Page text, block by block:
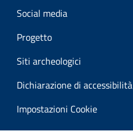
Social media
Progetto
Siti archeologici
Dichiarazione di accessibilità
Impostazioni Cookie